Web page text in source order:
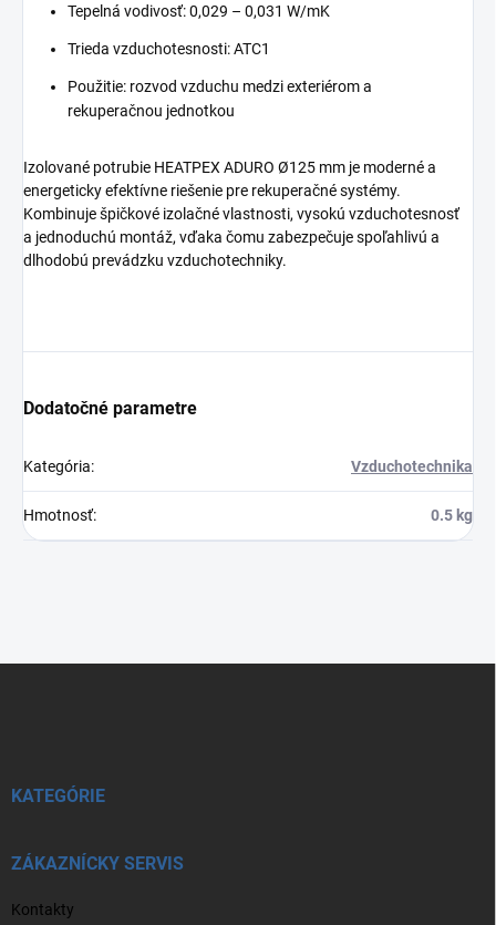
Tepelná vodivosť: 0,029 – 0,031 W/mK
Trieda vzduchotesnosti: ATC1
Použitie: rozvod vzduchu medzi exteriérom a
rekuperačnou jednotkou
Izolované potrubie HEATPEX ADURO Ø125 mm je moderné a
energeticky efektívne riešenie pre rekuperačné systémy.
Kombinuje špičkové izolačné vlastnosti, vysokú vzduchotesnosť
a jednoduchú montáž, vďaka čomu zabezpečuje spoľahlivú a
dlhodobú prevádzku vzduchotechniky.
Dodatočné parametre
Kategória: Vzduchotechnika
Hmotnosť: 0.5 kg
KATEGÓRIE
ZÁKAZNÍCKY SERVIS
Kontakty